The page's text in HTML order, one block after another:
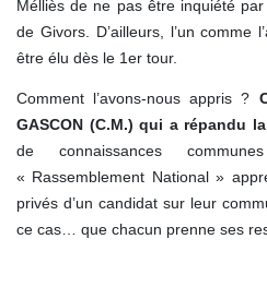
Mélliès de ne pas être inquiété
de Givors. D’ailleurs, l’un comme
être élu dès le 1er tour.
Comment l’avons-nous appris ?
GASCON (C.M.) qui a répandu
de connaissances
« Rassemblement National »
privés d’un candidat sur leur
ce cas… que chacun prenne ses